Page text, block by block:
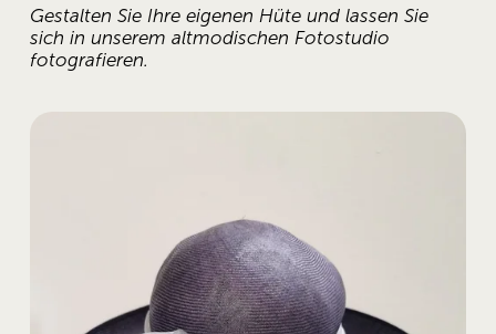
Gestalten Sie Ihre eigenen Hüte und lassen Sie
sich in unserem altmodischen Fotostudio
fotografieren.